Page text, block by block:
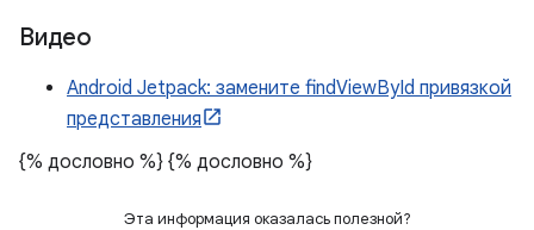
Видео
Android Jetpack: замените findViewById привязкой
представления
{% дословно %} {% дословно %}
Эта информация оказалась полезной?